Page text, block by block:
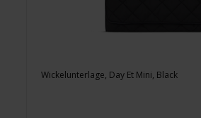
Wickelunterlage, Day Et Mini, Black